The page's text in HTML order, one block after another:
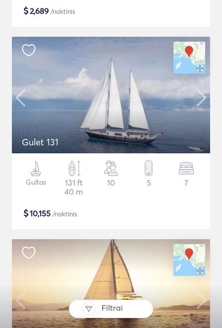
Filtrai
$2,689 /naktinis
Gulet 131
Gultas
131 ft
40 m
10 5 7
$10,155 /naktinis